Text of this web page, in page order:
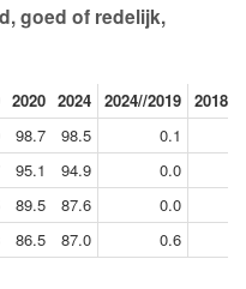
goed of redelijk,
2020 2024 2024//2019 2018//
98.7 98.5
0.1
95.1 94.9
0.0
89.5 87.6
0.0
86.5 87.0
0.6